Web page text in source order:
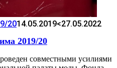
2014.05.2019<27.05.2022
2019/20
совместными усилиями